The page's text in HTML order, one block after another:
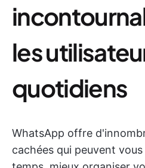
les
quotidiens
WhatsApp offre
cachées qui peuvent